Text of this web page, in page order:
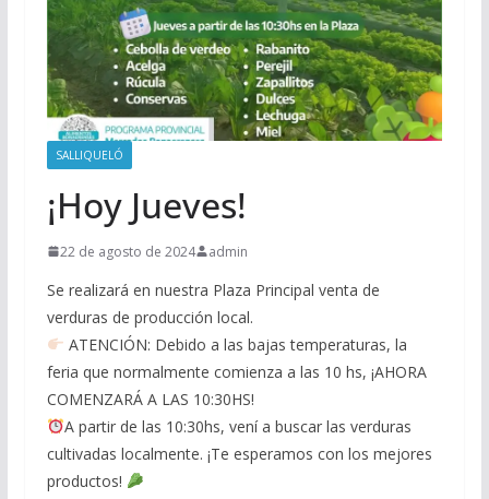
SALLIQUELÓ
¡Hoy Jueves!
22 de agosto de 2024 admin
Se realizará en nuestra Plaza Principal venta de
verduras de producción local.
ATENCIÓN: Debido a las bajas temperaturas, la
feria que normalmente comienza a las 10 hs, ¡AHORA
COMENZARÁ A LAS 10:30HS!
A partir de las 10:30hs, vení a buscar las verduras
cultivadas localmente. ¡Te esperamos con los mejores
productos!